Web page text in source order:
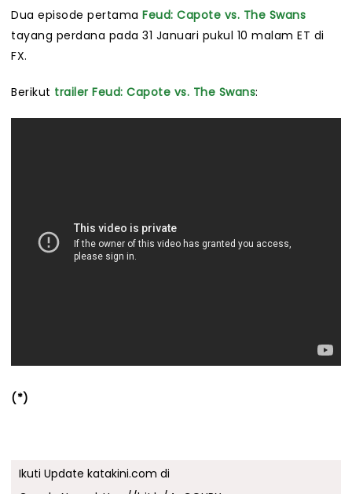
Dua episode pertama Feud: Capote vs. The Swans
tayang perdana pada 31 Januari pukul 10 malam ET di
FX.
Berikut trailer Feud: Capote vs. The Swans:
(*)
Ikuti Update katakini.com di